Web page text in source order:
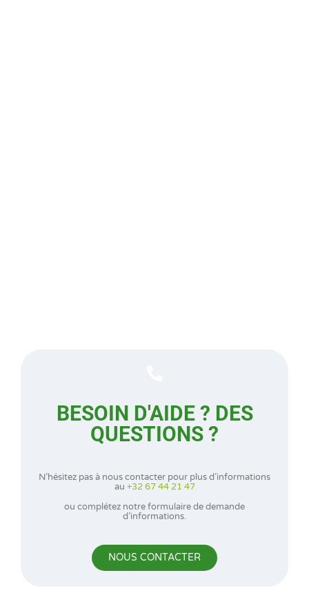
BESOIN D'AIDE ? DES
QUESTIONS ?
N’hésitez pas à nous contacter pour plus d’informations
au +32 67 44 21 47
ou complétez notre formulaire de demande
d’informations.
NOUS CONTACTER